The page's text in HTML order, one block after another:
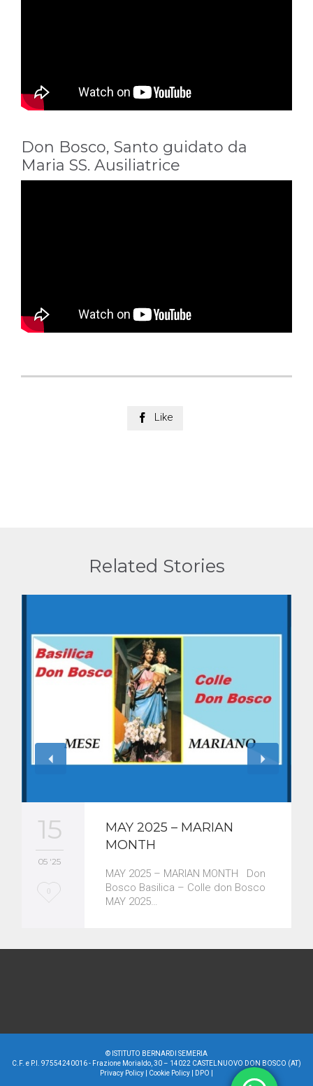
Don Bosco, Santo guidato da
Maria SS. Ausiliatrice
 Like
Related Stories
15
05 '25
L0
MAY 2025 – MARIAN
MONTH
MAY 2025 – MARIAN MONTH Don
Bosco Basilica – Colle don Bosco
MAY 2025…
© ISTITUTO BERNARDI SEMERIA
C.F. e P.I. 97554240016 - Frazione Morialdo, 30 – 14022 CASTELNUOVO DON BOSCO (AT)
Privacy Policy
Cookie Policy DPO